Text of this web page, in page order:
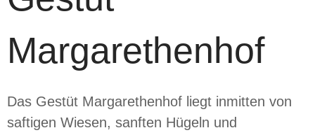
Margarethenhof
Das Gestüt Margarethenhof liegt inmitten von
saftigen Wiesen, sanften Hügeln und